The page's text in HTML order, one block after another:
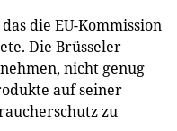
die EU-Kommission
Die Brüsseler
nicht genug
auf seiner
zu